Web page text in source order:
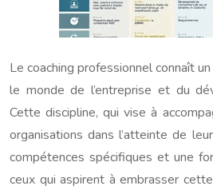
Le coaching professionnel connaît
le monde de l’entreprise et du
Cette discipline, qui vise à
organisations dans l’atteinte de
compétences spécifiques et une
ceux qui aspirent à embrasser